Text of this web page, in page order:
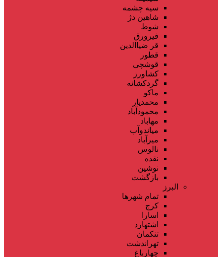
سیه چشمه
شاهین دژ
شوط
فیرورق
قر ضیاالدین
قطور
قوشچی
کشاورز
گردکشانه
ماکو
محمدیار
محمودآباد
مهاباد
میاندوآب
میرآباد
نالوس
نقده
نوشین
بازگشت
البرز
تمام شهر‌ها
کرج
اسارا
اشتهارد
تنکمان
تهراندشت
چهارباغ